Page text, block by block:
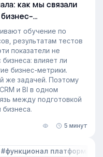
это происходит и
корпоративное
подготовлен
директора
HR4People.
как мы связали
обучение по
результатам тестов
показатели не
влияет ли
бизнес-метрики.
же задачей. Поэтому
и BI в одном
между подготовкой
бизнеса.
5 минут
#функционал платформы